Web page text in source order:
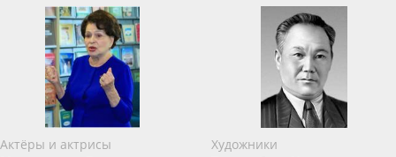
Актёры и актрисы
Художники